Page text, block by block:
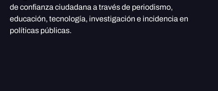
de confianza ciudadana a través de periodismo,
educación, tecnología, investigación e incidencia en
políticas públicas.